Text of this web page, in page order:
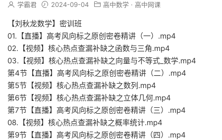
学霸君 2024-09-04 高中数学 · 高中网课
【刘秋龙数学】密训班
01.【直播】高考风向标之原创密卷精讲（一）.mp4
02.【视频】核心热点查漏补缺之函数与三角.mp4
03.【视频】核心热点查漏补缺之向量与不等式_数学.mp4
第4节【直播】高考风向标之原创密卷精讲（二）.mp4
第5节【视频】核心热点查漏补缺之数列.mp4
第6节【视频】核心热点查漏补缺之立体几何.mp4
第7节【直播】高考风向标之原创密卷精讲（三）.mp4
08.【视频】核心热点查漏补缺之概率统计.mp4
第9节【直播】高考风向标之原创密卷精讲（四）.mp4